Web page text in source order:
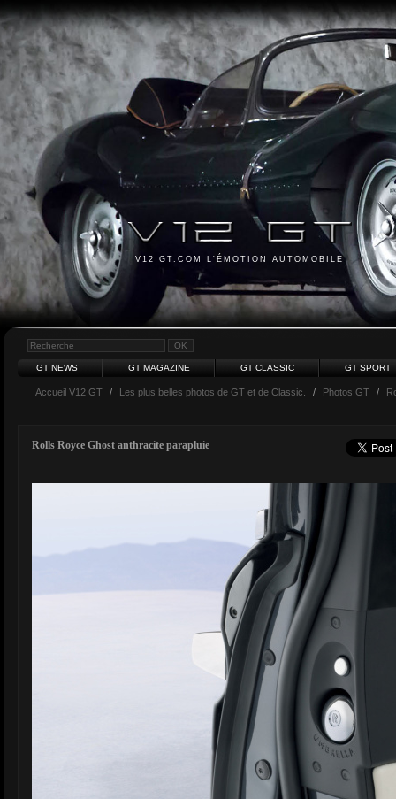
V12 GT.COM L'ÉMOTION AUTOMOBILE
GT NEWS GT MAGAZINE GT CLASSIC GT SPORT
Accueil V12 GT / Les plus belles photos de GT et de Classic. / Photos GT /
Rolls Royce Ghost anthracite parapluie